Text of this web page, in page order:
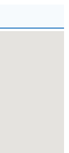
グの休憩場所と
も完備されてい